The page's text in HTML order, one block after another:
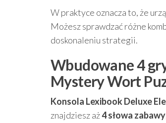
W praktyce oznacza to, że
Możesz sprawdzać różne
doskonaleniu strategii.
Wbudowane 4
Mystery Wort
Konsola Lexibook Deluxe
znajdziesz aż4 słowa zabawy